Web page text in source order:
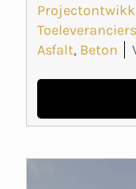
Toeleveranciers
Asfalt, Beton